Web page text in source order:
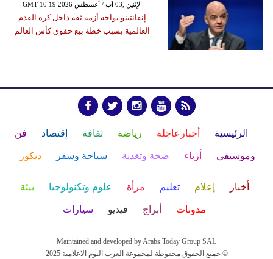
GMT 10:19 2026 الإثنين ,03 آب / أغسطس
إنفانتينو يواجه أزمة ثقة داخل كرة القدم
العالمية بسبب خطة بيع حقوق كأس العالم
الرئيسية أخبارعاجلة رياضة ثقافة إقتصاد فن
وموسيقى أزياء صحة وتغذية سياحة وسفر ديكور
أخبار إعلام تعليم مرأة علوم وتكنولوجيا بيئة
مدونات أبراج فيديو سيارات
Maintained and developed by Arabs Today Group SAL
جميع الحقوق محفوظة لمجموعة العرب اليوم الاعلامية 2025 ©